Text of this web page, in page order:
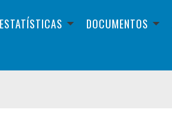
ESTATÍSTICAS DOCUMENTOS